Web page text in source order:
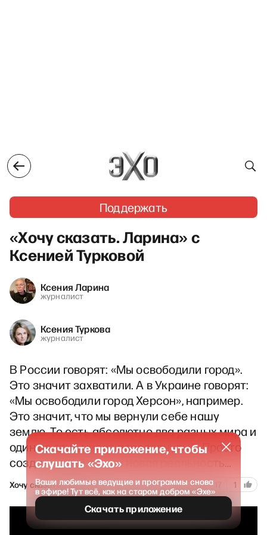
Поддержать
«Хочу сказать. Ларина» с
Ксенией Турковой
Ксения Ларина
журналист
Ксения Туркова
журналист
В России говорят: «Мы освободили город».
Это значит захватили. А в Украине говорят:
«Мы освободили город Херсон», например.
Это значит, что мы вернули себе нашу
землю. То есть абсолютно два разных мира и
один из этих миров перевернутый. Просто
создан новый язык и новая реальность…
Хочу сказать. Ларина 1 апреля 2023 308 1
Скачайте приложение, чтобы
слушать «Эхо»
Ваши любимые ведущие и программы снова
в эфире! Тут всё, как на старом добром «Эхе»
Скачать приложение